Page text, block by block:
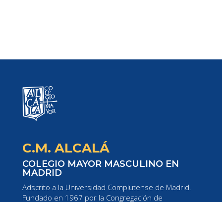
C.M. ALCALÁ
COLEGIO MAYOR MASCULINO EN
MADRID
Adscrito a la Universidad Complutense de Madrid.
Fundado en 1967 por la Congregación de